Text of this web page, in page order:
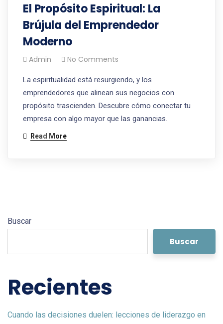
El Propósito Espiritual: La
Brújula del Emprendedor
Moderno
Admin No Comments
La espiritualidad está resurgiendo, y los
emprendedores que alinean sus negocios con
propósito trascienden. Descubre cómo conectar tu
empresa con algo mayor que las ganancias.
Read More
Buscar
Buscar
Recientes
Cuando las decisiones duelen: lecciones de liderazgo en